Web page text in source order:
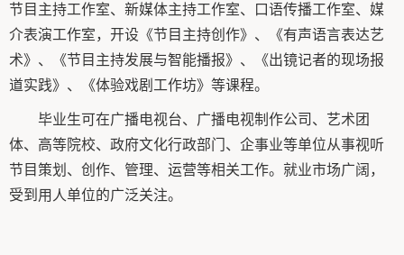
节目主持工作室、新媒体主持工作室、口语传播工作室、媒
介表演工作室，开设《节目主持创作》、《有声语言表达艺
术》、《节目主持发展与智能播报》、《出镜记者的现场报
道实践》、《体验戏剧工作坊》等课程。
毕业生可在广播电视台、广播电视制作公司、艺术团
体、高等院校、政府文化行政部门、企事业等单位从事视听
节目策划、创作、管理、运营等相关工作。就业市场广阔，
受到用人单位的广泛关注。